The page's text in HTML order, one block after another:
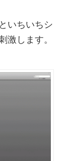
いちいちシ
激します。